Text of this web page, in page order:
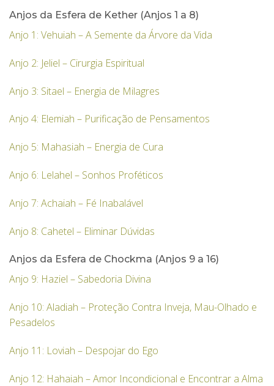
Anjos da Esfera de Kether (Anjos 1 a 8)
Anjo 1: Vehuiah – A Semente da Árvore da Vida
Anjo 2: Jeliel – Cirurgia Espiritual
Anjo 3: Sitael – Energia de Milagres
Anjo 4: Elemiah – Purificação de Pensamentos
Anjo 5: Mahasiah – Energia de Cura
Anjo 6: Lelahel – Sonhos Proféticos
Anjo 7: Achaiah – Fé Inabalável
Anjo 8: Cahetel – Eliminar Dúvidas
Anjos da Esfera de Chockma (Anjos 9 a 16)
Anjo 9: Haziel – Sabedoria Divina
Anjo 10: Aladiah – Proteção Contra Inveja, Mau-Olhado e
Pesadelos
Anjo 11: Loviah – Despojar do Ego
Anjo 12: Hahaiah – Amor Incondicional e Encontrar a Alma